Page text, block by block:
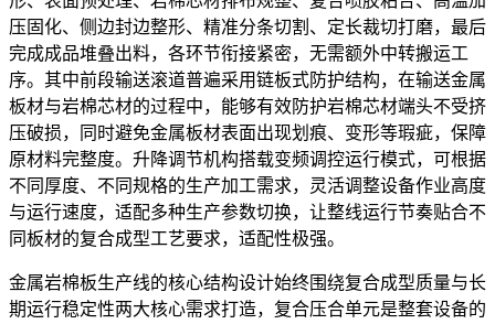
压固化、侧边封边整形、精准分条切割、定长裁切打磨，最后
完成成品堆叠出料，各环节衔接紧密，无需额外中转搬运工
序。其中前段输送滚道普遍采用链板式防护结构，在输送金属
板材与岩棉芯材的过程中，能够有效防护岩棉芯材端头不受挤
压破损，同时避免金属板材表面出现划痕、变形等瑕疵，保障
原材料完整度。升降调节机构搭载变频调控运行模式，可根据
不同厚度、不同规格的生产加工需求，灵活调整设备作业高度
与运行速度，适配多种生产参数切换，让整线运行节奏贴合不
同板材的复合成型工艺要求，适配性极强。
金属岩棉板生产线的核心结构设计始终围绕复合成型质量与长
期运行稳定性两大核心需求打造，复合压合单元是整套设备的